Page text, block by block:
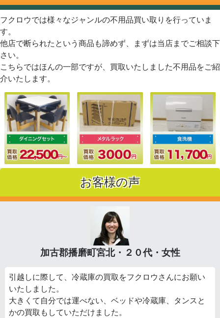
フクロウでは様々なジャンルの不用品買い取りを行っていま
す。
他店で断られたという商品も諦めず、まずは当店までご相談下
さい。
こちらではほんの一部ですが、買取いたしました不用品をご紹
介いたします。
お客様の声
加古郡播磨町宮北・２０代・女性
引越しに際して、冷蔵庫の買取をフクロウさんにお願い
いたしました。
大きくて自分では運べない、ベッドや冷蔵庫、タンスと
かの買取もしていただけました。